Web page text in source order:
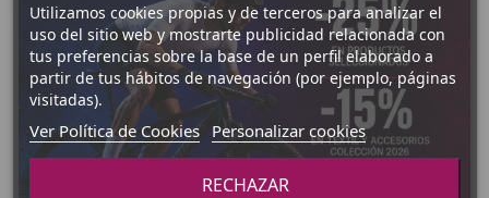
Fuera de stock
Bicicleta de Montaña
SPECIALIZED EPIC 9 PRO
2027
9.499,00 €
Ver Producto
-300,00 € Fuera de stock
Bicicleta de
Montaña
BERRIA
BRAVO
ELITE
DEORE
1.699,00 €
1.999,00 €
Utilizamos cookies propias y de terceros para analizar el
uso del sitio web y mostrarte publicidad relacionada con
tus preferencias sobre la base de un perfil elaborado a
partir de tus hábitos de navegación (por ejemplo, páginas
visitadas).
Ver Política de Cookies Personalizar cookies
RECHAZAR